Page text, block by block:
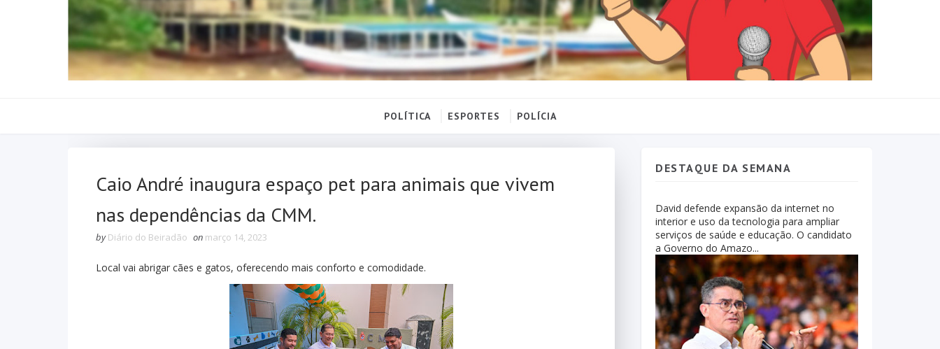
POLÍTICA ESPORTES POLÍCIA
Caio André inaugura espaço pet para animais que vivem
nas dependências da CMM.
by Diário do Beiradão on março 14, 2023
Local vai abrigar cães e gatos, oferecendo mais conforto e comodidade.
DESTAQUE DA SEMANA
David defende expansão da internet no
interior e uso da tecnologia para ampliar
serviços de saúde e educação. O candidato
a Governo do Amazo...